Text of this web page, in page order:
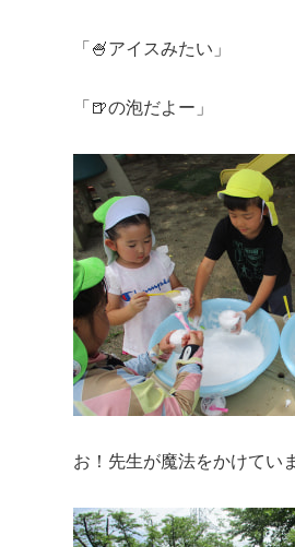
「🍧アイスみたい」
「🍺の泡だよー」
お！先生が魔法をかけてい